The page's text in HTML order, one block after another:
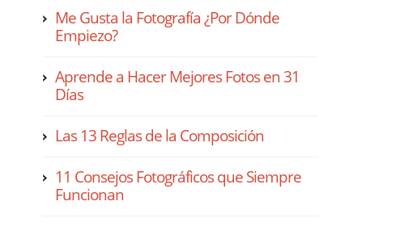
Me Gusta la Fotografía ¿Por Dónde
Empiezo?
Aprende a Hacer Mejores Fotos en 31
Días
Las 13 Reglas de la Composición
11 Consejos Fotográficos que Siempre
Funcionan